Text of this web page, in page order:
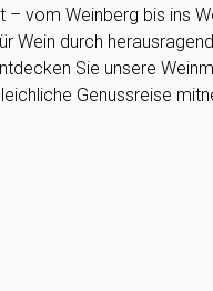
– vom Weinberg bis ins
Wein durch
Sie unsere
Genussreise